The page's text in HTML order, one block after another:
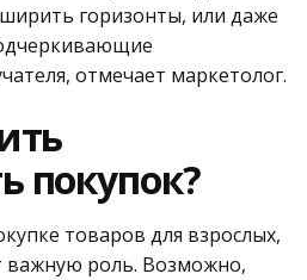
горизонты, или даже
отмечает маркетолог.
покупок?
товаров для взрослых,
важную роль. Возможно,